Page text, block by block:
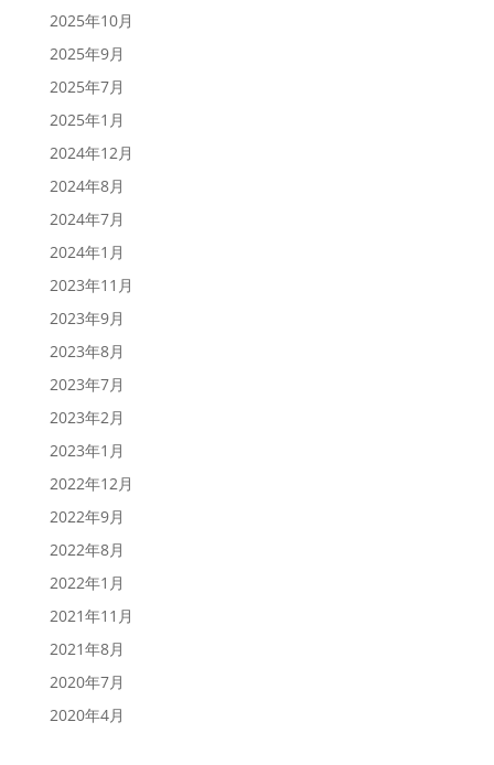
2025年10月
2025年9月
2025年7月
2025年1月
2024年12月
2024年8月
2024年7月
2024年1月
2023年11月
2023年9月
2023年8月
2023年7月
2023年2月
2023年1月
2022年12月
2022年9月
2022年8月
2022年1月
2021年11月
2021年8月
2020年7月
2020年4月